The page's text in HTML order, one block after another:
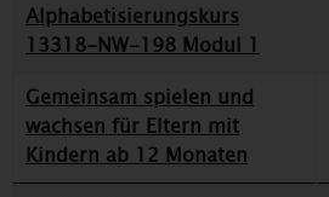
Alphabetisierungskurs
13318-NW-198 Modul 1
Gemeinsam spielen und
wachsen für Eltern mit
Kindern ab 12 Monaten